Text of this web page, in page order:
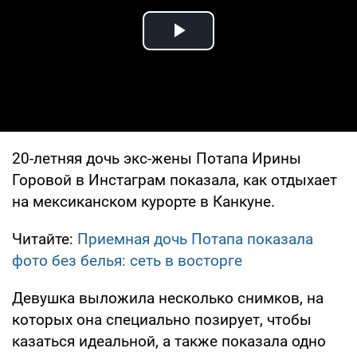
Play Video
20-летняя дочь экс-жены Потапа Ирины
Горовой в Инстаграм показала, как отдыхает
на мексиканском курорте в Канкуне.
Читайте: Приемная дочь Потапа показала
фото без белья: сеть в восторге
Девушка выложила несколько снимков, на
которых она специально позирует, чтобы
казаться идеальной, а также показала одно